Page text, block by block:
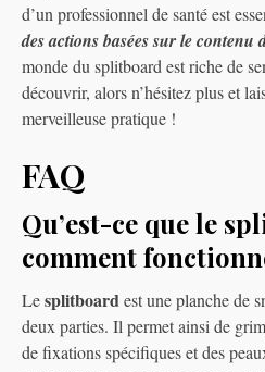
d’un professionnel de santé est
des actions basées sur le contenu
monde du splitboard est riche de
découvrir, alors n’hésitez plus et
merveilleuse pratique !
FAQ
Qu’est-ce que le
comment
Lesplitboard est une planche de
deux parties. Il permet ainsi de
de fixations spécifiques et des